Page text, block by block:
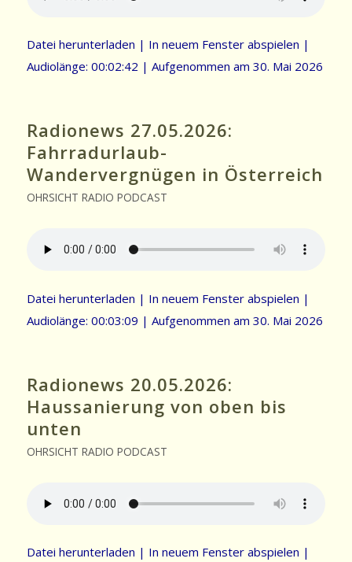
Datei herunterladen | In neuem Fenster abspielen |
Audiolänge: 00:02:42 | Aufgenommen am 30. Mai 2026
Radionews 27.05.2026:
Fahrradurlaub-
Wandervergnügen in Österreich
OHRSICHT RADIO PODCAST
Datei herunterladen | In neuem Fenster abspielen |
Audiolänge: 00:03:09 | Aufgenommen am 30. Mai 2026
Radionews 20.05.2026:
Haussanierung von oben bis
unten
OHRSICHT RADIO PODCAST
Datei herunterladen | In neuem Fenster abspielen |